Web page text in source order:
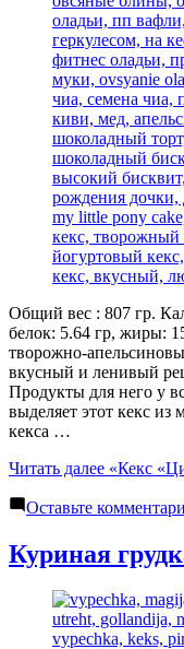
Общий вес : 807 гр.
белок: 5.64 гр, жиры:
творожно-
вкусный и ленивый
Продукты для него у
выделяет этот кекс
кекса …
Читать далее «Кекс
Оставьте
Куриная